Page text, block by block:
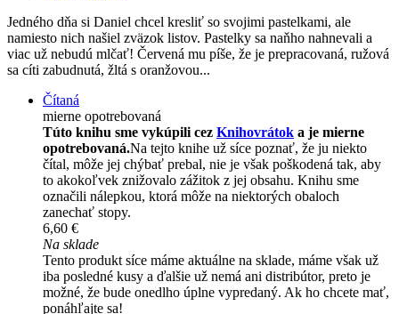
Jedného dňa si Daniel chcel kresliť so svojimi pastelkami, ale
namiesto nich našiel zväzok listov. Pastelky sa naňho nahnevali a
viac už nebudú mlčať! Červená mu píše, že je prepracovaná, ružová
sa cíti zabudnutá, žltá s oranžovou...
Čítaná
mierne opotrebovaná
Túto knihu sme vykúpili cez Knihovrátok a je mierne
opotrebovaná.Na tejto knihe už síce poznať, že ju niekto
čítal, môže jej chýbať prebal, nie je však poškodená tak, aby
to akokoľvek znižovalo zážitok z jej obsahu. Knihu sme
označili nálepkou, ktorá môže na niektorých obaloch
zanechať stopy.
6,60 €
Na sklade
Tento produkt síce máme aktuálne na sklade, máme však už
iba posledné kusy a ďalšie už nemá ani distribútor, preto je
možné, že bude onedlho úplne vypredaný. Ak ho chcete mať,
ponáhľajte sa!